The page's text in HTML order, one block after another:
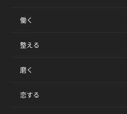
働く
整える
磨く
恋する